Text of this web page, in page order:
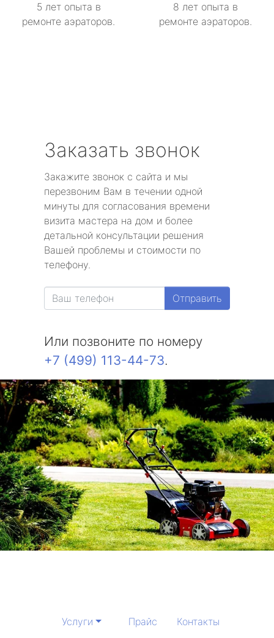
5 лет опыта в
ремонте аэраторов.
8 лет опыта в
ремонте аэраторов.
Заказать звонок
Закажите звонок с сайта и мы
перезвоним Вам в течении одной
минуты для согласования времени
визита мастера на дом и более
детальной консультации решения
Вашей проблемы и стоимости по
телефону.
Отправить
Или позвоните по номеру
+7 (499) 113-44-73.
Услуги Прайс Контакты